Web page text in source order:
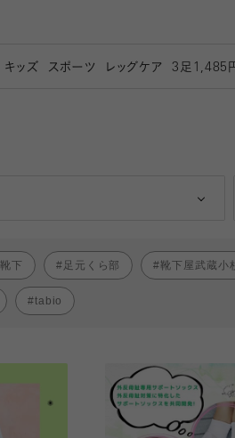
キッズ スポーツ レッグケア 3 足1,485
靴下 足元くら部 靴下屋武蔵小
tabio